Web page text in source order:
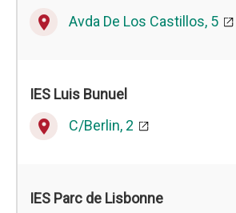
place Avda De Los Castillos, 5
IES Luis Bunuel
place C/Berlin, 2
IES Parc de Lisbonne